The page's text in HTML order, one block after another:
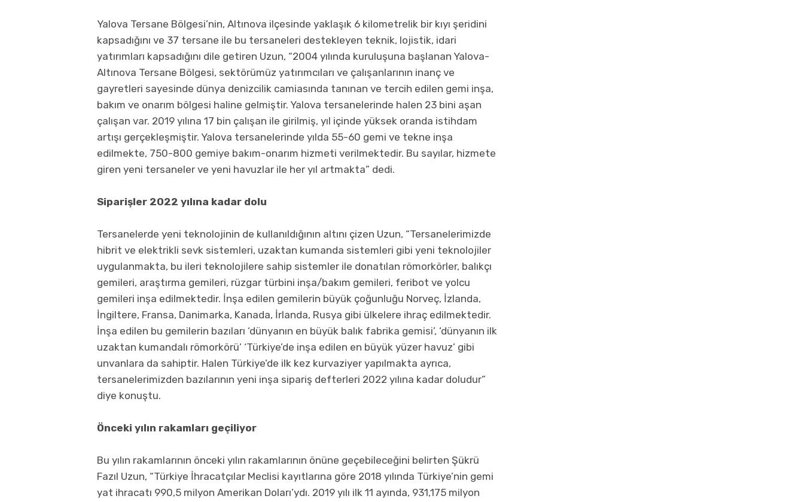
Yalova Tersane Bölgesi’nin, Altınova ilçesinde yaklaşık 6 kilometrelik bir kıyı şeridini
kapsadığını ve 37 tersane ile bu tersaneleri destekleyen teknik, lojistik, idari
yatırımları kapsadığını dile getiren Uzun, “2004 yılında kuruluşuna başlanan Yalova-
Altınova Tersane Bölgesi, sektörümüz yatırımcıları ve çalışanlarının inanç ve
gayretleri sayesinde dünya denizcilik camiasında tanınan ve tercih edilen gemi inşa,
bakım ve onarım bölgesi haline gelmiştir. Yalova tersanelerinde halen 23 bini aşan
çalışan var. 2019 yılına 17 bin çalışan ile girilmiş, yıl içinde yüksek oranda istihdam
artışı gerçekleşmiştir. Yalova tersanelerinde yılda 55-60 gemi ve tekne inşa
edilmekte, 750-800 gemiye bakım-onarım hizmeti verilmektedir. Bu sayılar, hizmete
giren yeni tersaneler ve yeni havuzlar ile her yıl artmakta” dedi.
Siparişler 2022 yılına kadar dolu
Tersanelerde yeni teknolojinin de kullanıldığının altını çizen Uzun, “Tersanelerimizde
hibrit ve elektrikli sevk sistemleri, uzaktan kumanda sistemleri gibi yeni teknolojiler
uygulanmakta, bu ileri teknolojilere sahip sistemler ile donatılan römorkörler, balıkçı
gemileri, araştırma gemileri, rüzgar türbini inşa/bakım gemileri, feribot ve yolcu
gemileri inşa edilmektedir. İnşa edilen gemilerin büyük çoğunluğu Norveç, İzlanda,
İngiltere, Fransa, Danimarka, Kanada, İrlanda, Rusya gibi ülkelere ihraç edilmektedir.
İnşa edilen bu gemilerin bazıları ‘dünyanın en büyük balık fabrika gemisi’, ‘dünyanın ilk
uzaktan kumandalı römorkörü’ ‘Türkiye’de inşa edilen en büyük yüzer havuz’ gibi
unvanlara da sahiptir. Halen Türkiye’de ilk kez kurvaziyer yapılmakta ayrıca,
tersanelerimizden bazılarının yeni inşa sipariş defterleri 2022 yılına kadar doludur”
diye konuştu.
Önceki yılın rakamları geçiliyor
Bu yılın rakamlarının önceki yılın rakamlarının önüne geçebileceğini belirten Şükrü
Fazıl Uzun, “Türkiye İhracatçılar Meclisi kayıtlarına göre 2018 yılında Türkiye’nin gemi
yat ihracatı 990,5 milyon Amerikan Doları’ydı. 2019 yılı ilk 11 ayında, 931,175 milyon